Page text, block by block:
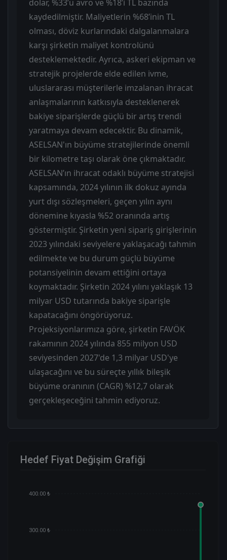
dolar, %33’ü avro ve %18’i TL bazında
kaydedilmiştir. Maliyetlerin %68’inin TL
olması, döviz kurlarındaki dalgalanmalara
karşı şirketin maliyet kontrolünü
desteklemektedir. Ayrıca, askeri ekipman ve
stratejik projelerde elde edilen ivme,
uluslararası müşterilerle imzalanan ihracat
anlaşmalarının katkısıyla desteklenerek
bakiye siparişlerde güçlü bir artış trendi
yaratmaya devam edecektir. Bu dinamik,
ASELSAN'ın büyüme stratejilerinde önemli
bir kilometre taşı olarak öne çıkmaktadır.
ASELSAN’ın ihracat odaklı büyüme stratejisi
kapsamında, 2024 yılının ilk dokuz ayında
yurt dışı sözleşmeleri, geçen yılın aynı
dönemine kıyasla %52 oranında artış
göstermiştir. Şirketin yeni sipariş girişlerinin
2023 yılındaki seviyelere yaklaşacağı tahmin
edilmekte ve bu durum güçlü büyüme
potansiyelinin devam ettiğini ortaya
koymaktadır. Şirketin 2024 yılını yaklaşık 13
milyar USD tutarında bakiye siparişle
kapatacağını öngörüyoruz.
Projeksiyonlarımıza göre, şirketin FAVÖK
rakamının 2024 yılında 855 milyon USD
seviyesinden 2027'de 1,3 milyar USD'ye
ulaşacağını ve bu süreçte yıllık bileşik
büyüme oranının (CAGR) %12,7 olarak
gerçekleşeceğini tahmin ediyoruz.
Hedef Fiyat Değişim Grafiği
400.00 ₺
300.00 ₺